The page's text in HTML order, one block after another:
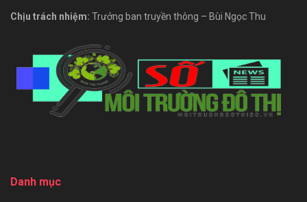
Chịu trách nhiệm: Trưởng ban truyền thông – Bùi Ngọc Thu
Danh mục